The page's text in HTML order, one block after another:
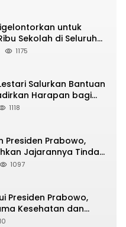
untuk
Sekolah di Seluruh
1175
Salurkan Bantuan
Harapan bagi
di Sumatera
1118
Presiden Prabowo,
Jajarannya Tindak
Online
1097
Presiden Prabowo,
Kesehatan dan
Bergizi Gratis